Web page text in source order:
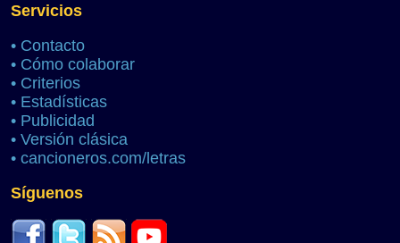
Servicios
• Contacto
• Cómo colaborar
• Criterios
• Estadísticas
• Publicidad
• Versión clásica
• cancioneros.com/letras
Síguenos